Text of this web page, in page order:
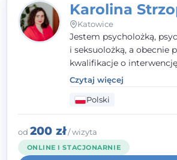
Karolina
Katowice
Jestem psycholożką,
i seksuolożką, a obecnie
kwalifikacje o
Pracuję w nurcie terapii
metody o potwierdzonej
Towarzyszę młodzieży,
radzeniu sobie z
doświadczeniami tak, by
Czytaj więcej
Polski
od 200 zł/ wizyta
ONLINE I STACJONARNIE